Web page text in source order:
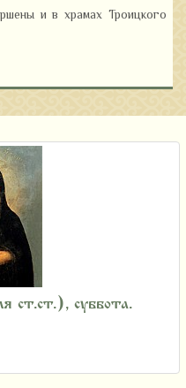
и в храмах Троицкого
ст.ст.), суббота.